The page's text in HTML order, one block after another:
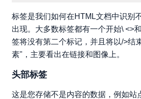
标签是我们如何在HTML文档中识别
出现。大多数标签都有一个开始\ <>
签将没有第二个标记，并且将以/>结
素"，主要看出在链接和图像上。
头部标签
这是您存储不是内容的数据，例如站